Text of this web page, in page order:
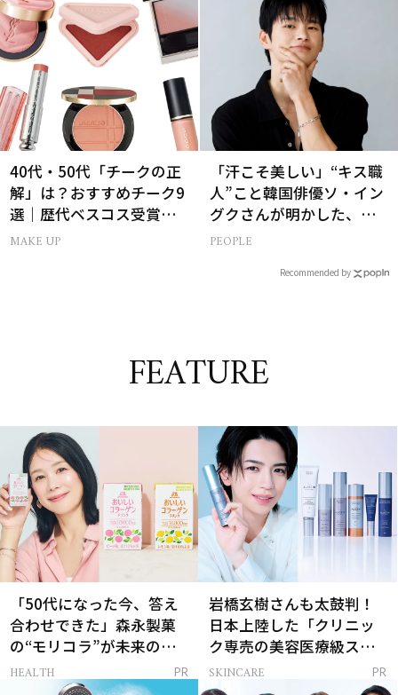
40代・50代「チークの正
解」は？おすすめチーク9
選｜歴代ベスコス受賞ま
とめ＆正しい使い方
MAKE UP
「汗こそ美しい」“キス職
人”こと韓国俳優ソ・イン
グクさんが明かした、惹
かれる人の条件とは
PEOPLE
Recommended by
FEATURE
「50代になった今、答え
合わせできた」森永製菓
の“モリコラ”が未来のキ
レイを連れてくる！
HEALTH PR
岩橋玄樹さんも太鼓判！
日本上陸した「クリニッ
ク専売の美容医療級スキ
ンケア」
SKINCARE PR